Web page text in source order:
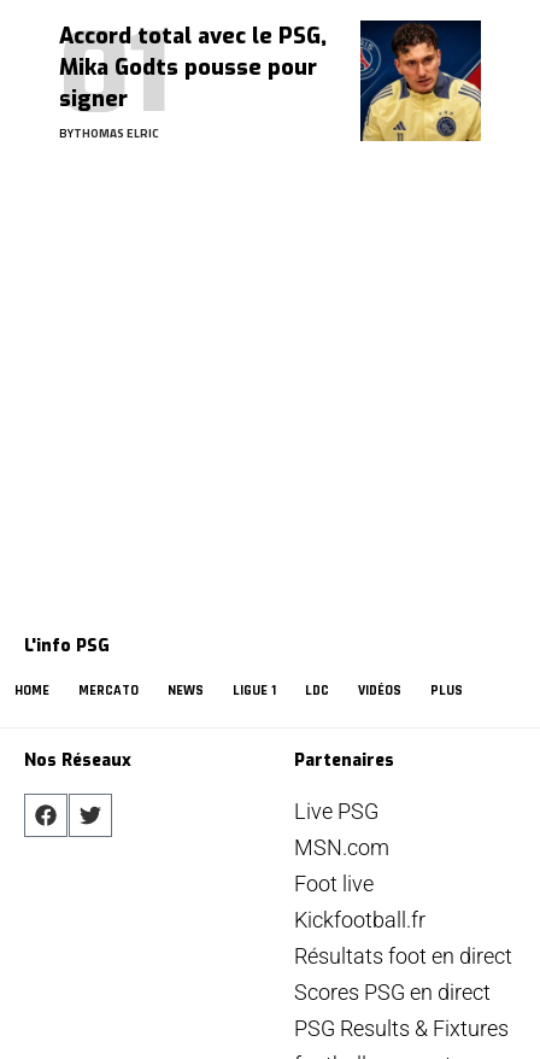
Accord total avec le PSG,
Mika Godts pousse pour
signer
BYTHOMAS ELRIC
L'info PSG
HOME MERCATO NEWS LIGUE 1 LDC VIDÉOS PLUS
Nos Réseaux Partenaires
Live PSG
MSN.com
Foot live
Kickfootball.fr
Résultats foot en direct
Scores PSG en direct
PSG Results & Fixtures